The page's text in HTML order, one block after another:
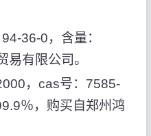
36-0，含量：
有限公司。
，cas号：7585-
％，购买自郑州鸿